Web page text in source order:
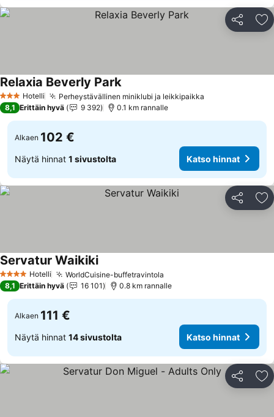
Jaa
3 Tähtiluokitus
Hotelli Perheystävällinen miniklubi ja leikkipaikka
Relaxia Beverly Park
8,1 Erittäin hyvä 9 392 0.1 km rannalle
Alkaen 102 €
Näytä hinnat 1 sivustolta Katso hinnat
Jaa
4 Tähtiluokitus
Hotelli WorldCuisine-buffetravintola
Servatur Waikiki
8,1 Erittäin hyvä 16 101 0.8 km rannalle
Alkaen 111 €
Näytä hinnat 14 sivustolta Katso hinnat
Jaa